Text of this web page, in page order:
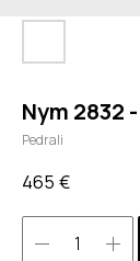
Nym 2832
Pedrali
465 €